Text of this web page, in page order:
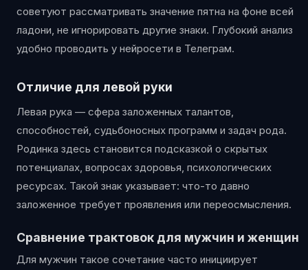
советуют рассматривать значение пятна на фоне всей
ладони, не игнорировать другие знаки. Глубокий анализ
удобно проводить у нейросети в Телеграм.
Отличие для левой руки
Левая рука — сфера заложенных талантов,
способностей, судьбоносных программ и задач рода.
Родинка здесь становится подсказкой о скрытых
потенциалах, вопросах здоровья, психологических
ресурсах. Такой знак указывает: что-то давно
заложенное требует проявления или переосмысления.
Сравнение трактовок для мужчин и женщин
Для мужчин такое сочетание часто инициирует